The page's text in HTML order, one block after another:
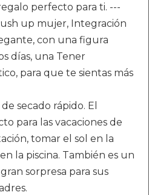
perfecto para ti. ---
up mujer, Integración
con una figura
días, una Tener
para que te sientas más
secado rápido. El
para las vacaciones de
tomar el sol en la
la piscina. También es un
sorpresa para sus